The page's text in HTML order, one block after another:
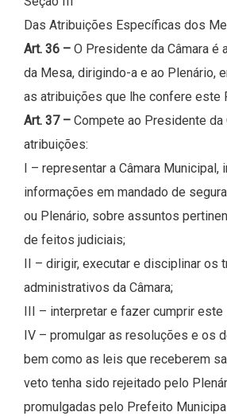
Das Atribuições Específicas dos
Art. 36 – O Presidente da Câmara é
da Mesa, dirigindo-a e ao Plenário,
as atribuições que lhe confere este
Art. 37 – Compete ao Presidente da
atribuições:
I – representar a Câmara
informações em mandado de
ou Plenário, sobre assuntos
de feitos judiciais;
II – dirigir, executar e disciplinar
administrativos da Câmara;
III – interpretar e fazer cumprir este
IV – promulgar as resoluções e os
bem como as leis que receberem
veto tenha sido rejeitado pelo
promulgadas pelo Prefeito